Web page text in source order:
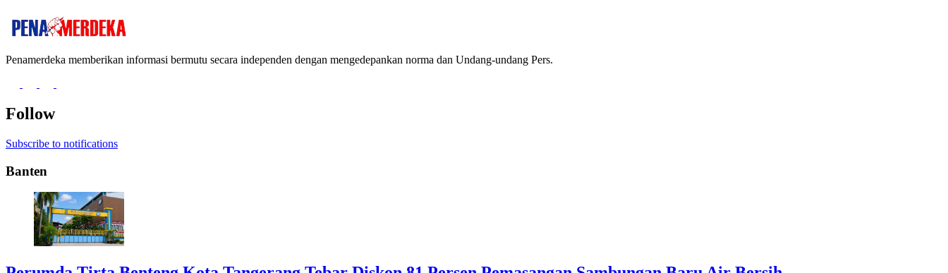
Penamerdeka memberikan informasi bermutu secara independen dengan mengedepankan norma dan Undang-undang Pers.
Follow
Subscribe to notifications
Banten